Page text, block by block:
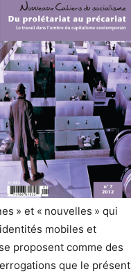
du
socialisme
» et « nouvelles » qui
mobiles et
proposent comme des
que le présent